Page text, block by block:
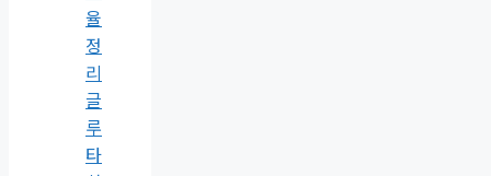
율
정
리
글
루
타